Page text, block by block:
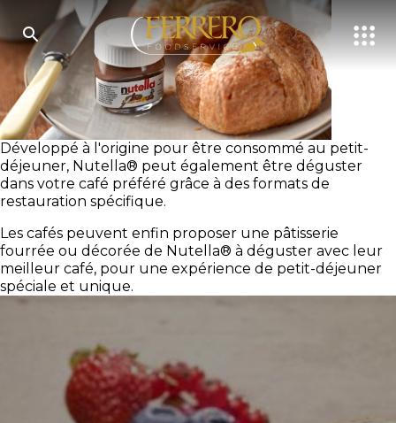
main
content
RECHERCHER
Développé à l'origine pour être consommé au petit-
déjeuner, Nutella® peut également être déguster
dans votre café préféré grâce à des formats de
restauration spécifique.
Les cafés peuvent enfin proposer une pâtisserie
fourrée ou décorée de Nutella® à déguster avec leur
meilleur café, pour une expérience de petit-déjeuner
spéciale et unique.